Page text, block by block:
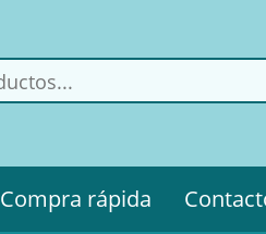
Compra rápida